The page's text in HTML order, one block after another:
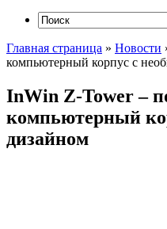
Главная страница » Новости
компьютерный корпус с
InWin Z-Tower –
компьютерный
дизайном